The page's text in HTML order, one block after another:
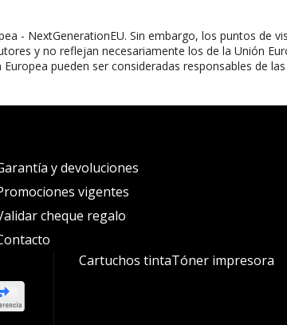
- NextGenerationEU. Sin embargo, los puntos de
y no reflejan necesariamente los de la Unión
pueden ser consideradas responsables de
y devoluciones
vigentes
cheque regalo
Cartuchos tintaTóner impresora